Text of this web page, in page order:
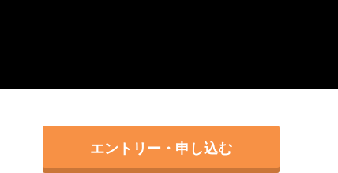
エントリー・申し込む